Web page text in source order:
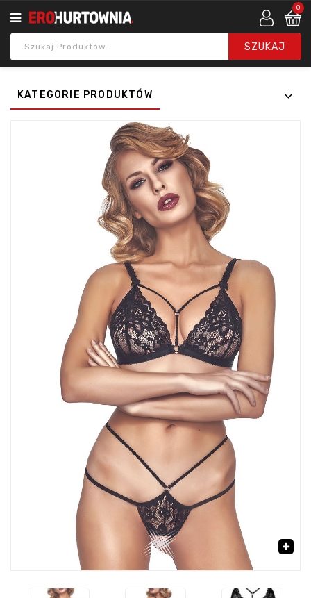
0
KATEGORIE PRODUKTÓW